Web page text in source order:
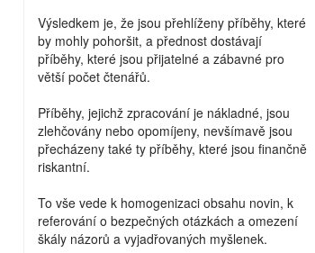
Výsledkem je, že jsou přehlíženy příběhy, které
by mohly pohoršit, a přednost dostávají
příběhy, které jsou přijatelné a zábavné pro
větší počet čtenářů.
Příběhy, jejichž zpracování je nákladné, jsou
zlehčovány nebo opomíjeny, nevšímavě jsou
přecházeny také ty příběhy, které jsou finančně
riskantní.
To vše vede k homogenizaci obsahu novin, k
referování o bezpečných otázkách a omezení
škály názorů a vyjadřovaných myšlenek.